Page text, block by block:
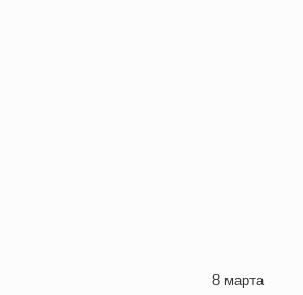
8 марта